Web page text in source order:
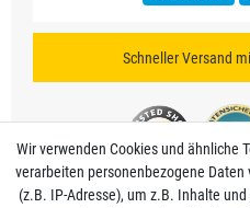
Schneller Versand
Wir verwenden Cookies und ähnliche
verarbeiten personenbezogene
(z.B. IP-Adresse), um z.B. Inhalte